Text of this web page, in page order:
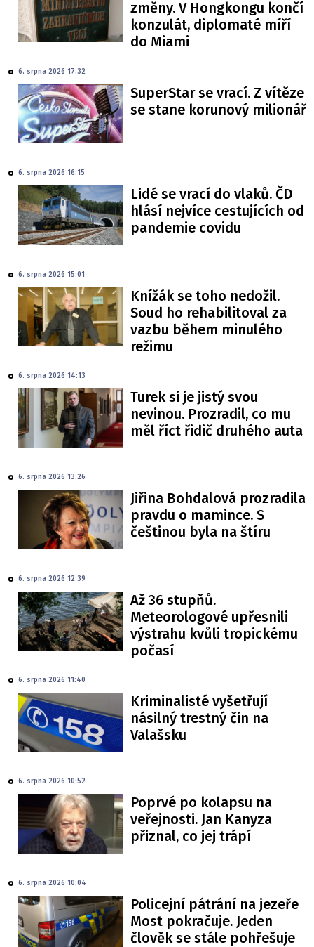
změny. V Hongkongu končí
konzulát, diplomaté míří
do Miami
6. srpna 2026 17:32
SuperStar se vrací. Z vítěze
se stane korunový milionář
6. srpna 2026 16:15
Lidé se vrací do vlaků. ČD
hlásí nejvíce cestujících od
pandemie covidu
6. srpna 2026 15:01
Knížák se toho nedožil.
Soud ho rehabilitoval za
vazbu během minulého
režimu
6. srpna 2026 14:13
Turek si je jistý svou
nevinou. Prozradil, co mu
měl říct řidič druhého auta
6. srpna 2026 13:26
Jiřina Bohdalová prozradila
pravdu o mamince. S
češtinou byla na štíru
6. srpna 2026 12:39
Až 36 stupňů.
Meteorologové upřesnili
výstrahu kvůli tropickému
počasí
6. srpna 2026 11:40
Kriminalisté vyšetřují
násilný trestný čin na
Valašsku
6. srpna 2026 10:52
Poprvé po kolapsu na
veřejnosti. Jan Kanyza
přiznal, co jej trápí
6. srpna 2026 10:04
Policejní pátrání na jezeře
Most pokračuje. Jeden
člověk se stále pohřešuje